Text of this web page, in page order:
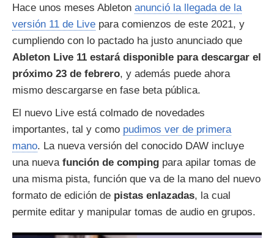
Hace unos meses Ableton anunció la llegada de la
versión 11 de Live para comienzos de este 2021, y
cumpliendo con lo pactado ha justo anunciado que
Ableton Live 11 estará disponible para descargar el
próximo 23 de febrero, y además puede ahora
mismo descargarse en fase beta pública.
El nuevo Live está colmado de novedades
importantes, tal y como pudimos ver de primera
mano. La nueva versión del conocido DAW incluye
una nuevafunción de comping para apilar tomas de
una misma pista, función que va de la mano del nuevo
formato de edición de pistas enlazadas, la cual
permite editar y manipular tomas de audio en grupos.